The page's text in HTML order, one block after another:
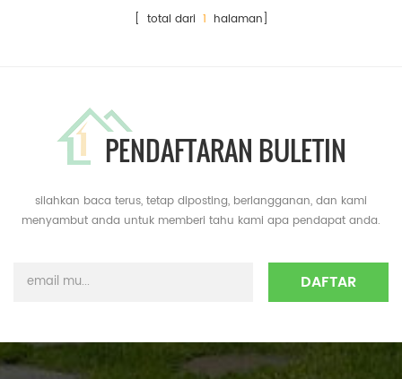
[ total dari 1 halaman]
PENDAFTARAN BULETIN
silahkan baca terus, tetap diposting, berlangganan, dan kami
menyambut anda untuk memberi tahu kami apa pendapat anda.